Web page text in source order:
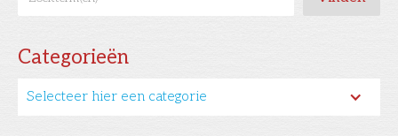
Categorieën
Selecteer hier een categorie